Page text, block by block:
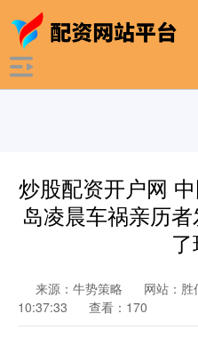
炒股配资开户网
岛凌晨车祸亲历
来源：牛势策略 网站：胜
10:37:33
查看：170